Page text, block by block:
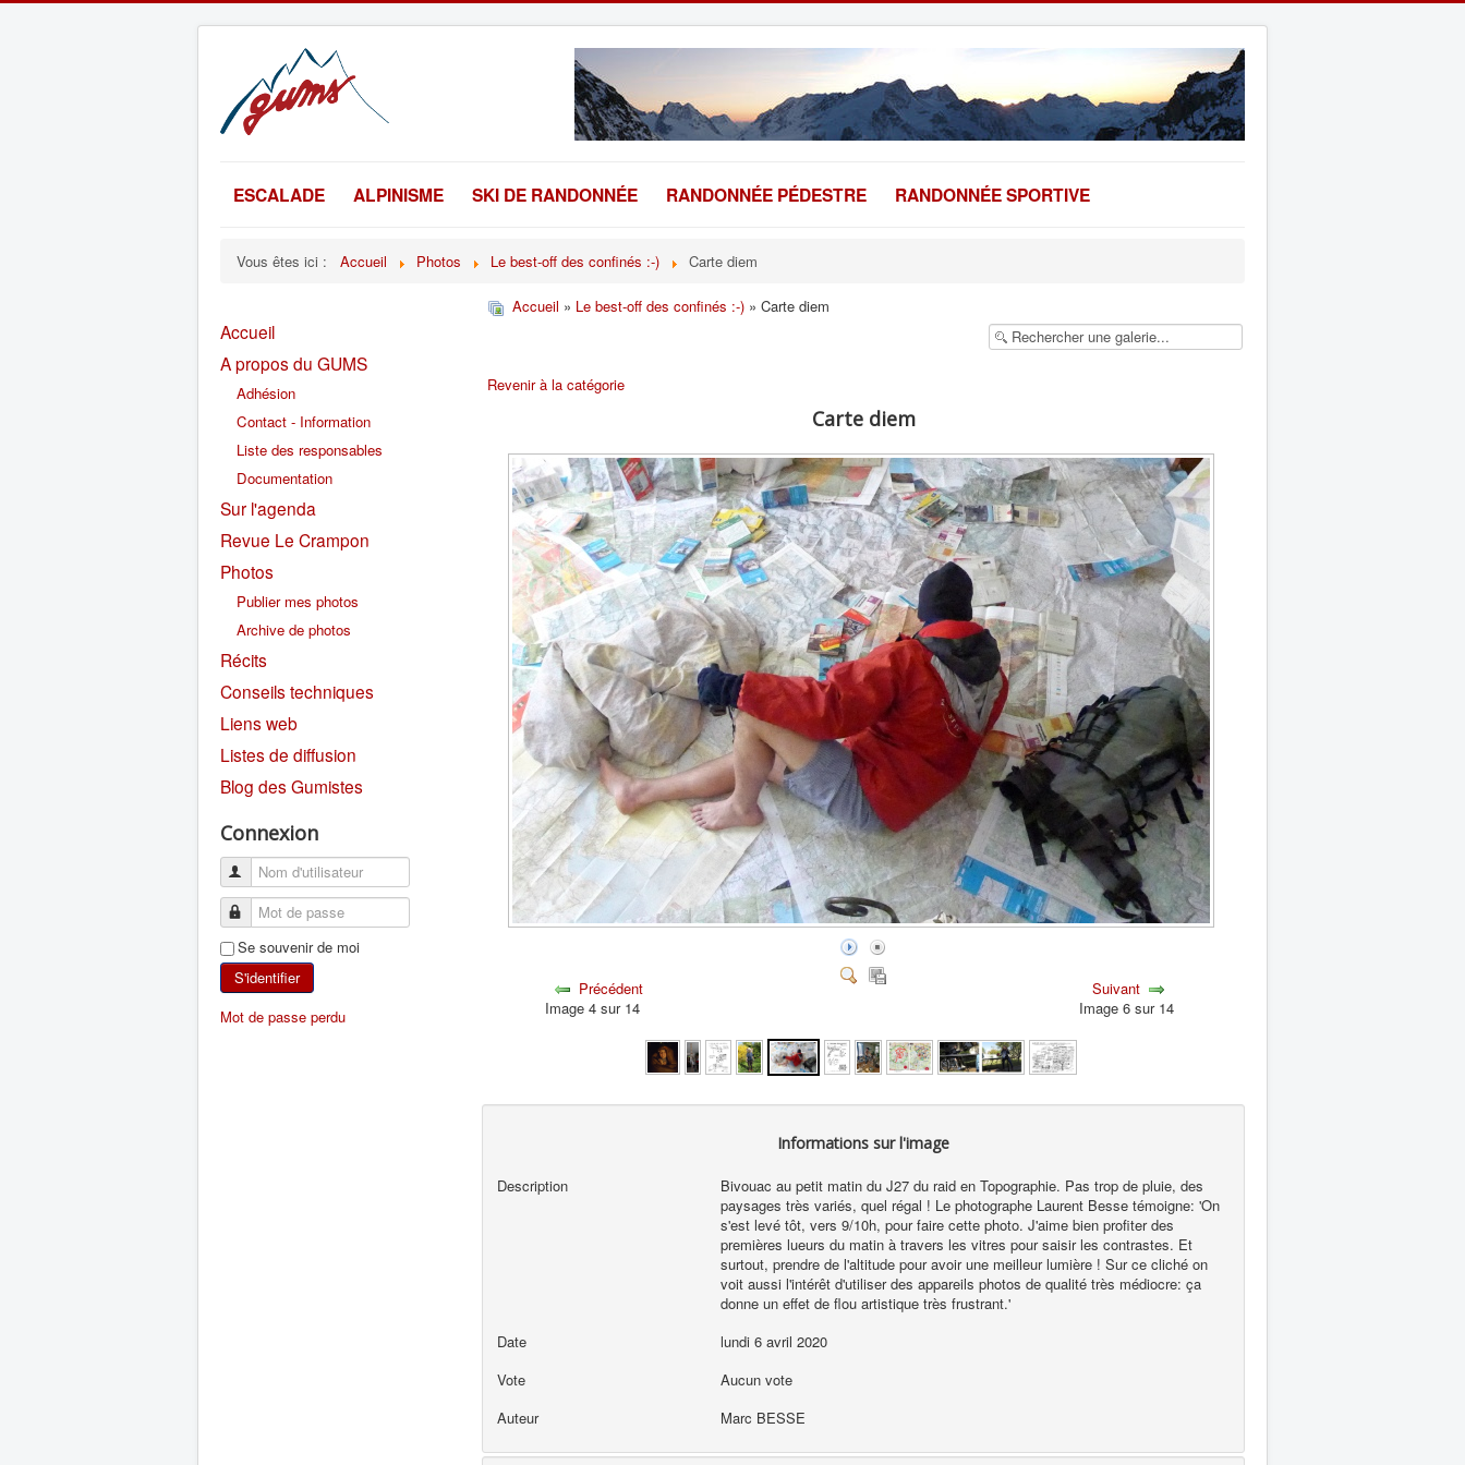
ESCALADE ALPINISME SKI DE RANDONNÉE RANDONNÉE PÉDESTRE RANDONNÉE SPORTIVE
Vous êtes ici : Accueil Photos Le best-off des confinés :-) Carte diem
Accueil
A propos du GUMS
Adhésion
Contact - Information
Liste des responsables
Documentation
Sur l'agenda
Revue Le Crampon
Photos
Publier mes photos
Archive de photos
Récits
Conseils techniques
Liens web
Listes de diffusion
Blog des Gumistes
Connexion
Se souvenir de moi
S'identifier
Mot de passe perdu
Accueil » Le best-off des confinés :-) » Carte diem
Revenir à la catégorie
Carte diem
Précédent
Image 4 sur 14
Suivant
Image 6 sur 14
Informations sur l'image
Description
Bivouac au petit matin du J27 du raid en Topographie. Pas trop de pluie, des
paysages très variés, quel régal ! Le photographe Laurent Besse témoigne: 'On
s'est levé tôt, vers 9/10h, pour faire cette photo. J'aime bien profiter des
premières lueurs du matin à travers les vitres pour saisir les contrastes. Et
surtout, prendre de l'altitude pour avoir une meilleur lumière ! Sur ce cliché on
voit aussi l'intérêt d'utiliser des appareils photos de qualité très médiocre: ça
donne un effet de flou artistique très frustrant.'
Date
lundi 6 avril 2020
Vote
Aucun vote
Auteur
Marc BESSE